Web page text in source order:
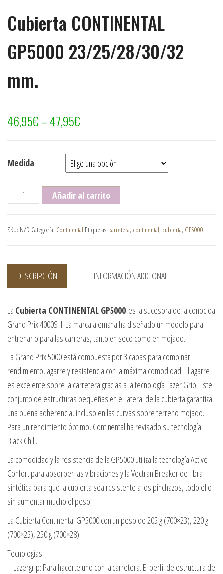
Cubierta CONTINENTAL
GP5000 23/25/28/30/32
mm.
46,95€–47,95€
Medida
Cubierta CONTINENTAL GP5000 23/25/28/30/32 mm.
Añadir al carrito
SKU: N/D Categoría: Continental Etiquetas: carretera, continental, cubierta, GP5000
DESCRIPCIÓN INFORMACIÓN ADICIONAL
La Cubierta CONTINENTAL GP5000 es la sucesora de la conocida
Grand Prix 4000S II. La marca alemana ha diseñado un modelo para
entrenar o para las carreras, tanto en seco como en mojado.
La Grand Prix 5000 está compuesta por 3 capas para combinar
rendimiento, agarre y resistencia con la máxima comodidad. El agarre
es excelente sobre la carretera gracias a la tecnología Lazer Grip. Este
conjunto de estructuras pequeñas en el lateral de la cubierta garantiza
una buena adherencia, incluso en las curvas sobre terreno mojado.
Para un rendimiento óptimo, Continental ha revisado su tecnología
Black Chili.
La comodidad y la resistencia de la GP5000 utiliza la tecnología Active
Confort para absorber las vibraciones y la Vectran Breaker de fibra
sintética para que la cubierta sea resistente a los pinchazos, todo ello
sin aumentar mucho el peso.
La Cubierta Continental GP5000 con un peso de 205 g (700×23), 220 g
(700×25), 250 g (700×28).
Tecnologías:
– Lazergrip: Para hacerte uno con la carretera. El perfil de estructura de